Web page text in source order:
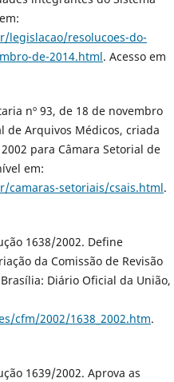
legislacao/resolucoes-do-
de-2014.html. Acesso em
nº 93, de 18 de novembro
de Arquivos Médicos, criada
para Câmara Setorial de
em:
camaras-setoriais/csais.html.
1638/2002. Define
da Comissão de Revisão
Diário Oficial da União,
cfm/2002/1638_2002.htm.
1639/2002. Aprova as